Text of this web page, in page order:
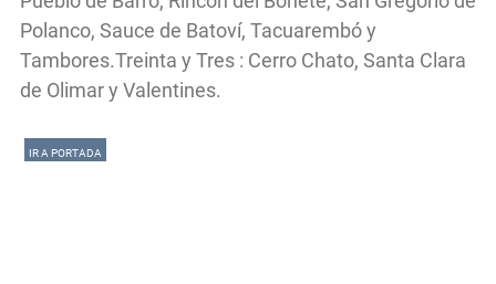
Polanco, Sauce de Batoví, Tacuarembó y
Tambores.Treinta y Tres : Cerro Chato, Santa Clara
de Olimar y Valentines.
IR A PORTADA